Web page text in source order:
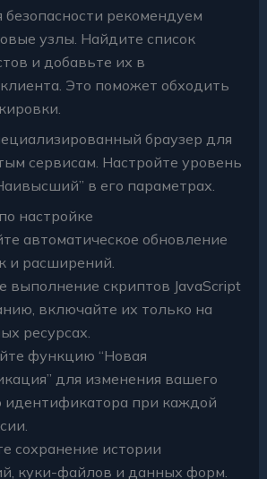
рекомендуем
узлы. Найдите список
и добавьте их в
Это поможет обходить
браузер для
сервисам. Настройте уровень
в его параметрах.
настройке
автоматическое обновление
и расширений.
выполнение скриптов JavaScript
включайте их только на
ресурсах.
функцию “Новая
для изменения вашего
идентификатора при каждой
сохранение истории
куки-файлов и данных форм.